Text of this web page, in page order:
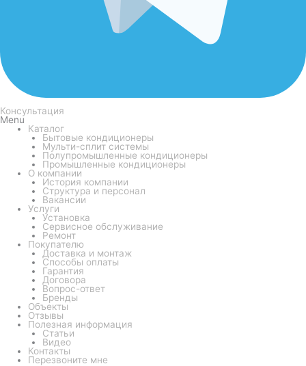
Консультация
Menu
Каталог
Бытовые кондиционеры
Мульти-сплит системы
Полупромышленные кондиционеры
Промышленные кондиционеры
О компании
История компании
Структура и персонал
Вакансии
Услуги
Установка
Сервисное обслуживание
Ремонт
Покупателю
Доставка и монтаж
Способы оплаты
Гарантия
Договора
Вопрос-ответ
Бренды
Объекты
Отзывы
Полезная информация
Статьи
Видео
Контакты
Перезвоните мне